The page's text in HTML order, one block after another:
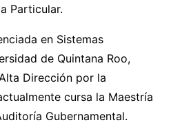
Particular.
en Sistemas
de Quintana Roo,
Dirección por la
cursa la Maestría
Gubernamental.